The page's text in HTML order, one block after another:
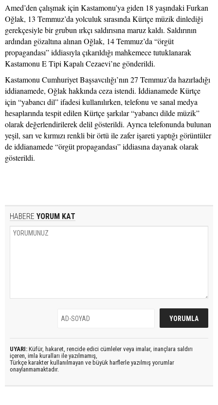
Amed’den çalışmak için Kastamonu’ya giden 18 yaşındaki Furkan
Oğlak, 13 Temmuz’da yolculuk sırasında Kürtçe müzik dinlediği
gerekçesiyle bir grubun ırkçı saldırısına maruz kaldı. Saldırının
ardından gözaltına alınan Oğlak, 14 Temmuz’da “örgüt
propagandası” iddiasıyla çıkarıldığı mahkemece tutuklanarak
Kastamonu E Tipi Kapalı Cezaevi’ne gönderildi.
Kastamonu Cumhuriyet Başsavcılığı’nın 27 Temmuz’da hazırladığı
iddianamede, Oğlak hakkında ceza istendi. İddianamede Kürtçe
için “yabancı dil” ifadesi kullanılırken, telefonu ve sanal medya
hesaplarında tespit edilen Kürtçe şarkılar “yabancı dilde müzik”
olarak değerlendirilerek delil gösterildi. Ayrıca telefonunda bulunan
yeşil, sarı ve kırmızı renkli bir örtü ile zafer işareti yaptığı görüntüler
de iddianamede “örgüt propagandası” iddiasına dayanak olarak
gösterildi.
HABERE YORUM KAT
UYARI: Küfür, hakaret, rencide edici cümleler veya imalar, inançlara saldırı
içeren, imla kuralları ile yazılmamış,
Türkçe karakter kullanılmayan ve büyük harflerle yazılmış yorumlar
onaylanmamaktadır.